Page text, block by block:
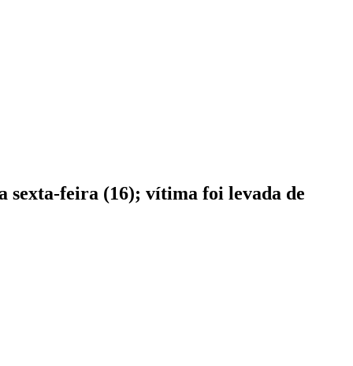
sexta-feira (16); vítima foi levada de